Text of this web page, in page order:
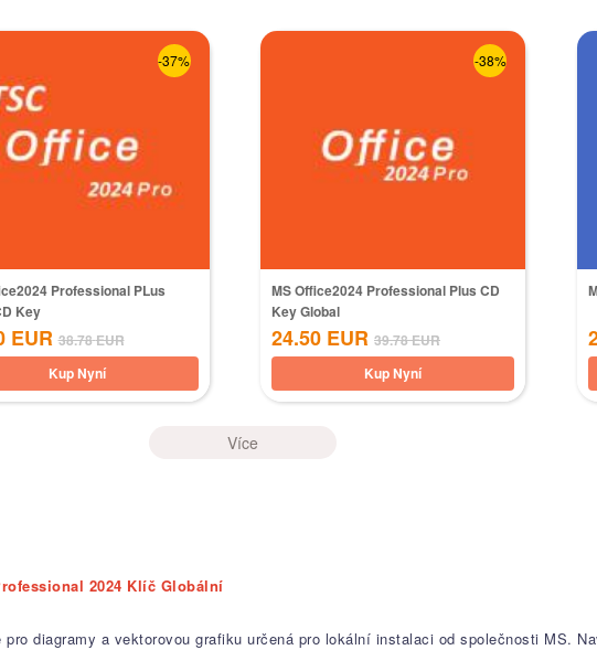
-37%
Professional PLus
Key
EUR 38.78EUR
Kup Nyní
-38%
MS Office2024 Professional Plus CD
Key Global
24.50 EUR 39.78EUR
Kup Nyní
Více
2024 Klíč Globální
diagramy a vektorovou grafiku určená pro lokální instalaci od společnosti MS.